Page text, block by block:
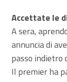
Accettate le
A sera,
annuncia di
passo indietro
Il premier ha